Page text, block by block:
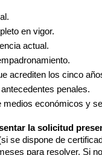
en vigor.
actual.
acrediten los cinco
penales.
medios económicos y
la solicitud
se dispone de
para resolver. Si